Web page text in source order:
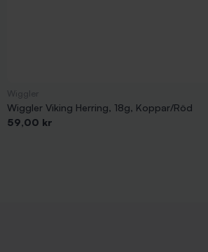
Wiggler Viking Herring, 18g, Koppar/Röd
Pris
59,00 kr